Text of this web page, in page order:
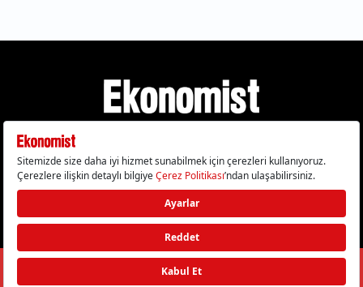
Gizlilik Politikası Çerez Politikası Çerezleri Sıfırla
KVKK Metni Künye İletişim
© 2026 Ekonomist - Tüm hakları saklıdır.